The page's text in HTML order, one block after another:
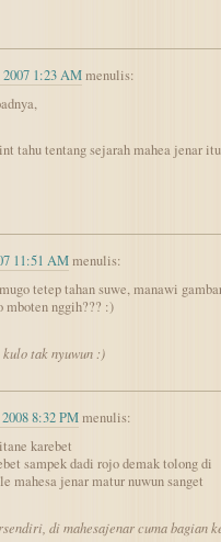
2007 1:23 AMmenulis:
tahu tentang sejarah mahea jenar
11:51 AMmenulis:
tetep tahan suwe, manawi
mboten nggih??? :)
kulo tak nyuwun :)
8:32 PMmenulis:
karebet
sampek dadi rojo demak tolong di
mahesa jenar matur nuwun sanget
di mahesajenar cuma bagian